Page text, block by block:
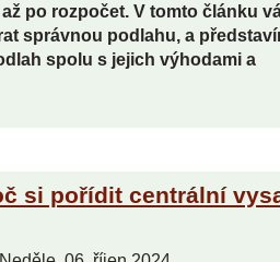
po rozpočet. V tomto článku
správnou podlahu, a
spolu s jejich výhodami a
si pořídit centrální